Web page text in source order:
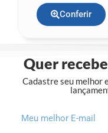
Conferir
Quer
Cadastre seu melhor